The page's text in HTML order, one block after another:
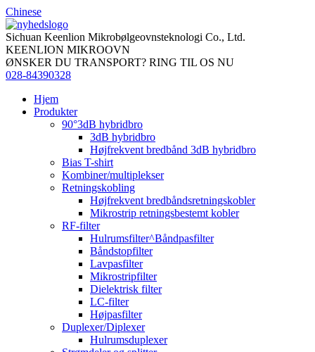
Chinese
Sichuan Keenlion Mikrobølgeovnsteknologi Co., Ltd.
KEENLION MIKROOVN
ØNSKER DU TRANSPORT? RING TIL OS NU
028-84390328
Hjem
Produkter
90°3dB hybridbro
3dB hybridbro
Højfrekvent bredbånd 3dB hybridbro
Bias T-shirt
Kombiner/multiplekser
Retningskobling
Højfrekvent bredbåndsretningskobler
Mikrostrip retningsbestemt kobler
RF-filter
Hulrumsfilter^Båndpasfilter
Båndstopfilter
Lavpasfilter
Mikrostripfilter
Dielektrisk filter
LC-filter
Højpasfilter
Duplexer/Diplexer
Hulrumsduplexer